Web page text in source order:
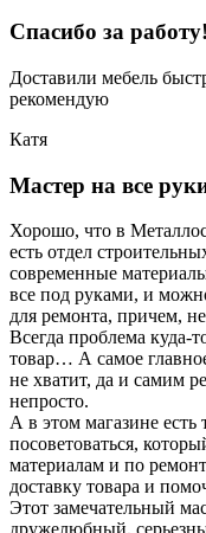
Спасибо за работу!
Доставили мебель
рекомендую
Катя
Мастер на все
Хорошо, что в
есть отдел
современные
все под руками, и
для ремонта, причем,
Всегда проблема куда-
товар… А самое
не хватит, да и самим
непросто.
А в этом магазине
посоветоваться,
материалам и по
доставку товара и
Этот замечательный